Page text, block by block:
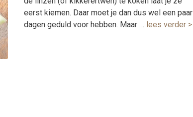
eerst kiemen. Daar moet je dan dus wel een paar
dagen geduld voor hebben. Maar … lees verder >